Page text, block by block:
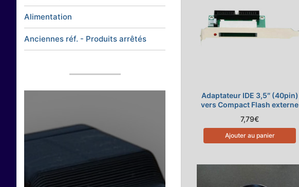
Adaptateur IDE 3,5″ (40pin)
vers Compact Flash externe
7,79€
Ajouter au panier
Alimentation
Anciennes réf. - Produits arrêtés